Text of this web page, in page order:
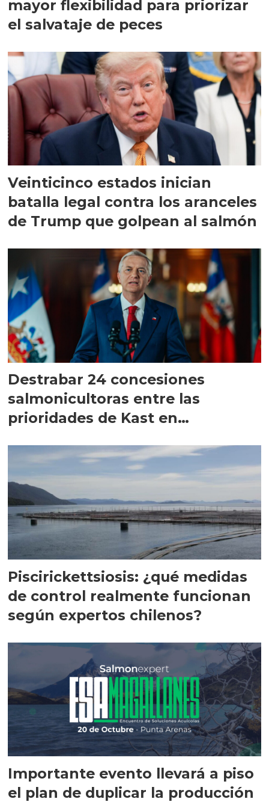
mayor flexibilidad para priorizar
el salvataje de peces
Veinticinco estados inician
batalla legal contra los aranceles
de Trump que golpean al salmón
Destrabar 24 concesiones
salmonicultoras entre las
prioridades de Kast en
Piscirickettsiosis: ¿qué medidas
de control realmente funcionan
según expertos chilenos?
Importante evento llevará a piso
el plan de duplicar la producción